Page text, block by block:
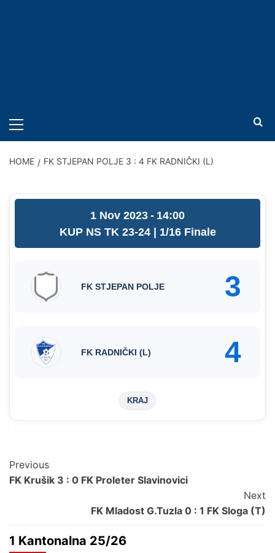
MENU
HOME FK STJEPAN POLJE 3 : 4 FK RADNIČKI (L)
1 Nov 2023 - 14:00
KUP NS TK 23-24 | 1/16 Finale
FK STJEPAN POLJE 3
FK RADNIČKI (L) 4
KRAJ
Post
Navigation
Previous
FK Krušik 3 : 0 FK Proleter Slavinovici
Next
FK Mladost G.Tuzla 0 : 1 FK Sloga (T)
1 Kantonalna 25/26